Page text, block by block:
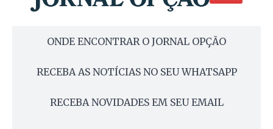
ONDE ENCONTRAR O JORNAL OPÇÃO
RECEBA AS NOTÍCIAS NO SEU WHATSAPP
RECEBA NOVIDADES EM SEU EMAIL